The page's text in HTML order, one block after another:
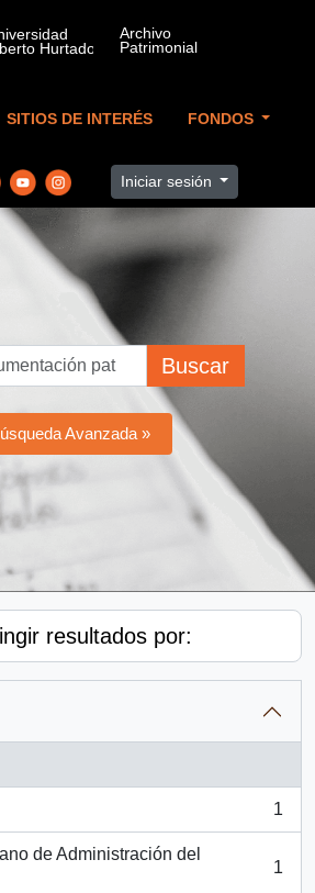
SITIOS DE INTERÉS FONDOS
Iniciar sesión
Buscar
Avanzada »
resultados por:
1
de Administración del
1